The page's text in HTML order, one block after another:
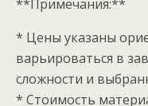
**Примечания:**
* Цены указаны
варьироваться в
сложности и
* Стоимость